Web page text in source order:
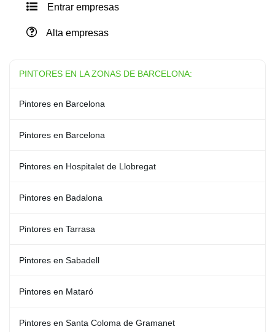
Entrar empresas
Alta empresas
PINTORES EN LA ZONAS DE BARCELONA:
Pintores en Barcelona
Pintores en Barcelona
Pintores en Hospitalet de Llobregat
Pintores en Badalona
Pintores en Tarrasa
Pintores en Sabadell
Pintores en Mataró
Pintores en Santa Coloma de Gramanet